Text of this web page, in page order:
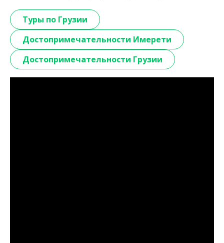
Туры по Грузии
Достопримечательности Имерети
Достопримечательности Грузии